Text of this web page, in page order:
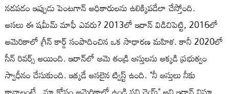
నడపడం ఇప్పుడు పెంటగాన్ అధికారులను ఉలిక్కిపడేలా చేస్తోంది.
అసలు ఈ షమీమ్ మాఫీ ఎవరు? 2013లో ఇరాన్ విడిచిపెట్టి, 2016లో
అమెరికాలో గ్రీన్ కార్డ్ సంపాదించిన ఒక సాధారణ మహిళ. కానీ 2020లో
సీన్ రివర్స్ అయింది. ఇరాన్‌లో ఆమె తండ్రి ఆస్తులను అక్కడి ప్రభుత్వం
స్వాధీనం చేసుకుంది. ఇక్కడే అసలైన ట్విస్ట్ ఉంది. "నీ ఆస్తులు నీకు